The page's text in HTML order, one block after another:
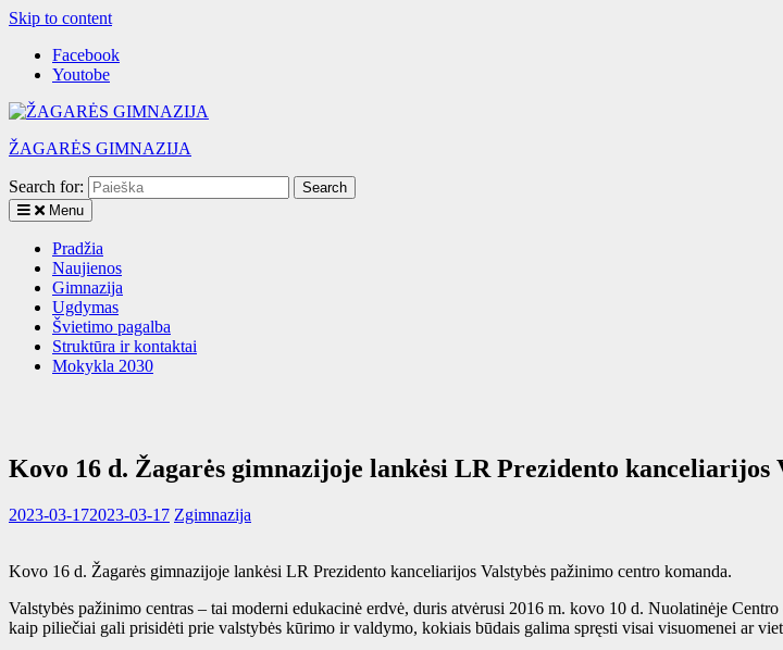
Skip to content
Facebook
Youtobe
ŽAGARĖS GIMNAZIJA
Search for:
Menu
Pradžia
Naujienos
Gimnazija
Ugdymas
Švietimo pagalba
Struktūra ir kontaktai
Mokykla 2030
Kovo 16 d. Žagarės gimnazijoje lankėsi LR Prezidento kanceliarijos
2023-03-172023-03-17 Zgimnazija
Kovo 16 d. Žagarės gimnazijoje lankėsi LR Prezidento kanceliarijos Valstybės pažinimo centro komanda.
Valstybės pažinimo centras – tai moderni edukacinė erdvė, duris atvėrusi 2016 m. kovo 10 d. Nuolatinėje
kaip piliečiai gali prisidėti prie valstybės kūrimo ir valdymo, kokiais būdais galima spręsti visai visuomenei ar